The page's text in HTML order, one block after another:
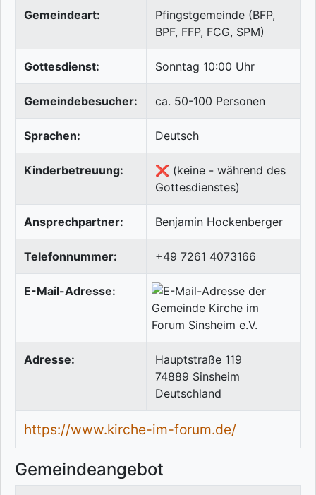
Gemeindeart:
Pfingstgemeinde (BFP,
BPF, FFP, FCG, SPM)
Gottesdienst: Sonntag 10:00 Uhr
Gemeindebesucher: ca. 50-100 Personen
Sprachen: Deutsch
Kinderbetreuung:
❌ (keine - während des
Gottesdienstes)
Ansprechpartner: Benjamin Hockenberger
Telefonnummer: +49 7261 4073166
E-Mail-Adresse:
Adresse:
Hauptstraße 119
74889 Sinsheim
Deutschland
https://www.kirche-im-forum.de/
Gemeindeangebot